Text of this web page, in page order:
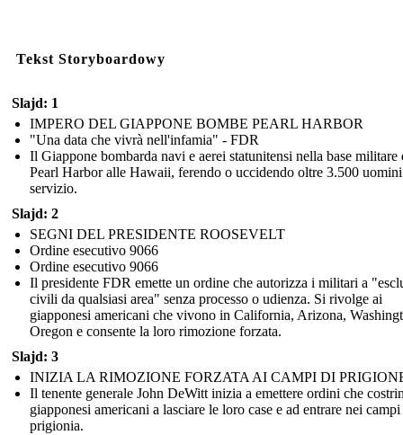
Tekst Storyboardowy
Slajd: 1
IMPERO DEL GIAPPONE BOMBE PEARL HARBOR
"Una data che vivrà nell'infamia" - FDR
Il Giappone bombarda navi e aerei statunitensi nella base militare
Pearl Harbor alle Hawaii, ferendo o uccidendo oltre 3.500
servizio.
Slajd: 2
SEGNI DEL PRESIDENTE ROOSEVELT
Ordine esecutivo 9066
Ordine esecutivo 9066
Il presidente FDR emette un ordine che autorizza i militari a
civili da qualsiasi area" senza processo o udienza. Si rivolge ai
giapponesi americani che vivono in California, Arizona,
Oregon e consente la loro rimozione forzata.
Slajd: 3
INIZIA LA RIMOZIONE FORZATA AI CAMPI DI
Il tenente generale John DeWitt inizia a emettere ordini che
giapponesi americani a lasciare le loro case e ad entrare nei
prigionia.